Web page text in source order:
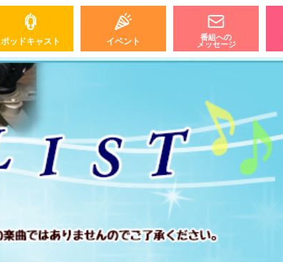
ポッドキャスト イベント
番組への
メッセージ